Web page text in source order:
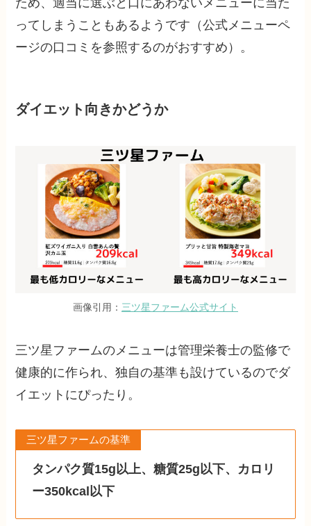
ため、適当に選ぶと口にあわないメニューに当た
ってしまうこともあるようです（公式メニューペ
ージの口コミを参照するのがおすすめ）。
ダイエット向きかどうか
画像引用： 三ツ星ファーム公式サイト
三ツ星ファームのメニューは管理栄養士の監修で
健康的に作られ、独自の基準も設けているのでダ
イエットにぴったり。
三ツ星ファームの基準
タンパク質15g以上、糖質25g以下、カロリ
ー350kcal以下